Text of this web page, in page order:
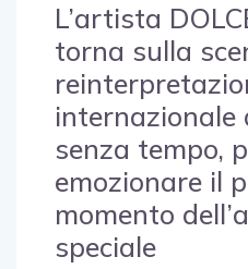
L’artista
torna sulla
internazionale
senza tempo,
emozionare il
momento
speciale